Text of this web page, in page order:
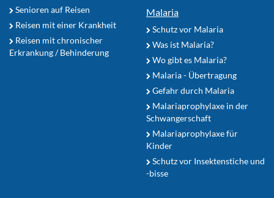
Senioren auf Reisen
Reisen mit einer Krankheit
Reisen mit chronischer
Erkrankung / Behinderung
Malaria
Schutz vor Malaria
Was ist Malaria?
Wo gibt es Malaria?
Malaria - Übertragung
Gefahr durch Malaria
Malariaprophylaxe in der
Schwangerschaft
Malariaprophylaxe für
Kinder
Schutz vor Insektenstiche und
-bisse